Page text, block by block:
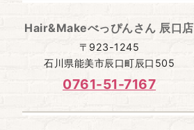
Hair&Makeべっぴんさん 辰口店
〒923-1245
石川県能美市辰口町辰口505
0761-51-7167